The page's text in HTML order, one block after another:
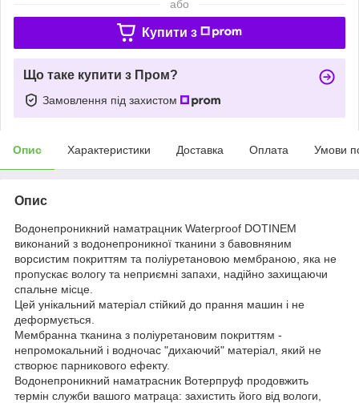
або
Купити з
Що таке купити з Пром?
Замовлення під захистом
Опис Характеристики Доставка Оплата Умови
Опис
Водонепроникний наматрацник Waterproof DOTINEM
виконаний з водонепроникної тканини з бавовняним
ворсистим покриттям та поліуретановою мембраною, яка не
пропускає вологу та неприємні запахи, надійно захищаючи
спальне місце.
Цей унікальний матеріал стійкий до прання машин і не
деформується.
Мембранна тканина з поліуретановим покриттям -
непромокальний і водночас "дихаючий" матеріал, який не
створює парникового ефекту.
Водонепроникний наматрасник Вотерпруф продовжить
термін служби вашого матраца: захистить його від вологи,